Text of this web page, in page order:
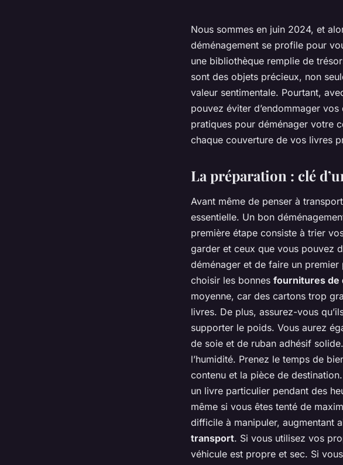
Nous sommes en juin 2024, et
déménagement se profile pour
une bibliothèque remplie de
sont des objets précieux, non
valeur sentimentale. Pourtant,
pouvez éviter d’endommager
pratiques pour déménager votre
chaque couverture de vos livres
La préparation : clé
Avant même de penser à
essentielle. Un bon
première étape consiste à trier
garder et ceux que vous pouvez
déménager et de faire un
choisir les bonnes fournitures de
moyenne, car des cartons trop
livres. De plus, assurez-vous
supporter le poids. Vous aurez
de soie et de ruban adhésif
l’humidité. Prenez le temps de
contenu et la pièce de
un livre particulier pendant des
même si vous êtes tenté de
difficile à manipuler, augmentant
transport. Si vous utilisez vos
véhicule est propre et sec. Si